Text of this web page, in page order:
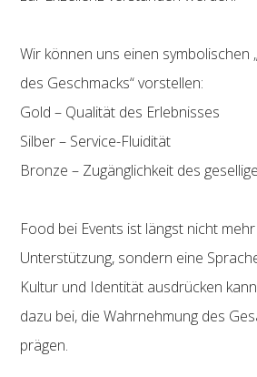
Wir können uns einen symbolischen
des Geschmacks“ vorstellen:
Gold – Qualität des Erlebnisses
Silber – Service-Fluidität
Bronze – Zugänglichkeit des
Food bei Events ist längst nicht
Unterstützung, sondern eine
Kultur und Identität ausdrücken
dazu bei, die Wahrnehmung des
prägen.